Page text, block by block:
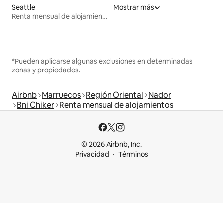
Seattle
Renta mensual de alojamientos
Mostrar más
*Pueden aplicarse algunas exclusiones en determinadas
zonas y propiedades.
Airbnb Marruecos Región Oriental Nador
Bni Chiker Renta mensual de alojamientos
© 2026 Airbnb, Inc.
Privacidad
Términos